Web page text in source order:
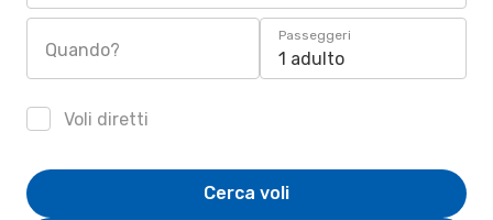
Quando?
Passeggeri
1 adulto
Voli diretti
Cerca voli